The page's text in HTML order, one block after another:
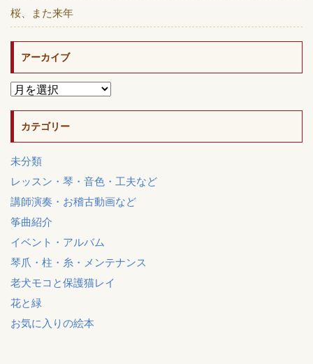
桜、また来年
アーカイブ
カテゴリー
未分類
レッスン・琴・音色・工夫など
講師演奏・お稽古動画など
筝曲紹介
イベント・アルバム
琴爪・柱・糸・メンテナンス
老犬モコと保護猫レイ
花と緑
お気に入りの絵本